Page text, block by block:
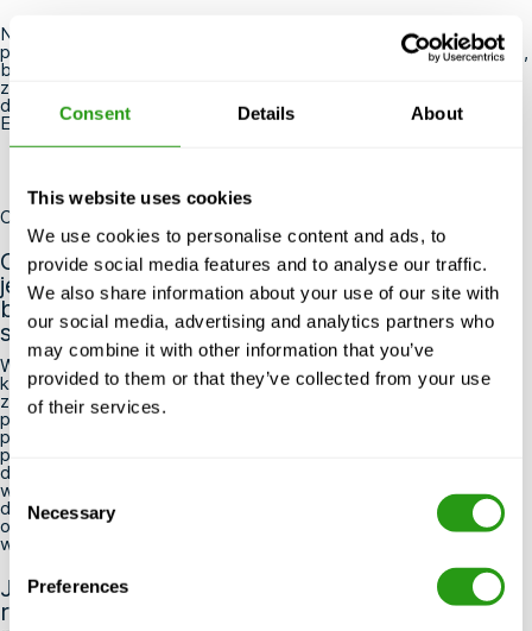
Consent Details About
This website uses cookies
We use cookies to personalise content and ads, to
provide social media features and to analyse our traffic.
We also share information about your use of our site with
our social media, advertising and analytics partners who
may combine it with other information that you’ve
provided to them or that they’ve collected from your use
of their services.
Consent
Selection
Necessary
Preferences
Niezależnie od tego, czy rezerwujesz miejsce jako osoba
prywatna, czy organizujesz szkolenie dla zespołu, zadbamy o to,
by proces ten przebiegał sprawnie i bezstresowo. Chcesz
zdobyć certyfikat?
dowiedzieć się więcej o najbliższych terminach kursów OPITO
ERTL i dostępnych miejscach.
Często zadawane pytania
Czy mogę wziąć udział w kursie OPITO ERTL,
jeśli mój podstawowy certyfikat
bezpieczeństwa pracy na morzu niedawno
stracił ważność?
W większości przypadków przed zapisaniem się na kurs ERTL
konieczne jest posiadanie ważnego certyfikatu OPITO w
zakresie podstawowych zasad bezpieczeństwa na morzu,
ponieważ kurs ten opiera się bezpośrednio na tej wiedzy
podstawowej. Jeśli ważność Twojego certyfikatu
podstawowego wygasła, zaleca się najpierw go odnowić, a
dopiero potem zarezerwować szkolenie ERTL. Skontaktuj się z
wybranym organizatorem szkoleń, który doradzi Ci w sprawie
dokładnych wymagań wstępnych i pomoże zaplanować
odpowiednią kolejność kursów, abyś mógł sprawnie wrócić na
właściwą ścieżkę.
Jaka jest różnica między kierownikiem zespołu
reagowania kryzysowego a członkiem zespołu